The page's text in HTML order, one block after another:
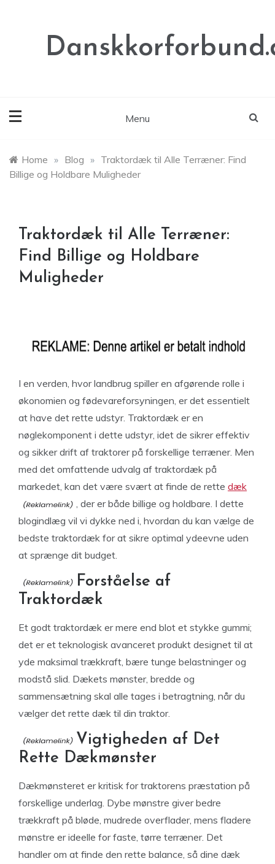
Menu
Home » Blog » Traktordæk til Alle Terræner: Find
Billige og Holdbare Muligheder
Traktordæk til Alle Terræner:
Find Billige og Holdbare
Muligheder
I en verden, hvor landbrug spiller en afgørende rolle i
økonomien og fødevareforsyningen, er det essentielt
at have det rette udstyr. Traktordæk er en
nøglekomponent i dette udstyr, idet de sikrer effektiv
og sikker drift af traktorer på forskellige terræner. Men
med det omfattende udvalg af traktordæk på
markedet, kan det være svært at finde de rette dæk
, der er både billige og holdbare. I dette
blogindlæg vil vi dykke ned i, hvordan du kan vælge de
bedste traktordæk for at sikre optimal ydeevne uden
at sprænge dit budget.
Forståelse af
Traktordæk
Et godt traktordæk er mere end blot et stykke gummi;
det er et teknologisk avanceret produkt designet til at
yde maksimal trækkraft, bære tunge belastninger og
modstå slid. Dækets mønster, bredde og
sammensætning skal alle tages i betragtning, når du
vælger det rette dæk til din traktor.
Vigtigheden af Det
Rette Dækmønster
Dækmønsteret er kritisk for traktorens præstation på
forskellige underlag. Dybe mønstre giver bedre
trækkraft på bløde, mudrede overflader, mens fladere
mønstre er ideelle for faste, tørre terræner. Det
handler om at finde den rette balance, så dine dæk